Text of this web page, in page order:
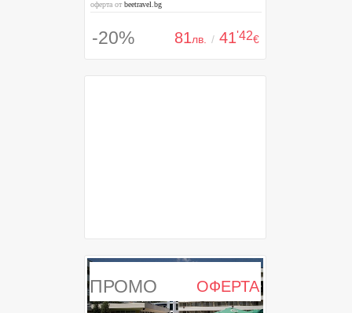
оферта отbeetravel.bg
-20% 81лв. / 41'42€
ПРОМО ОФЕРТА